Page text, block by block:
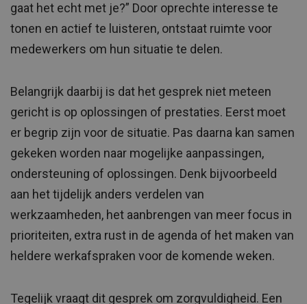
gaat het echt met je?” Door oprechte interesse te
tonen en actief te luisteren, ontstaat ruimte voor
medewerkers om hun situatie te delen.
Belangrijk daarbij is dat het gesprek niet meteen
gericht is op oplossingen of prestaties. Eerst moet
er begrip zijn voor de situatie. Pas daarna kan samen
gekeken worden naar mogelijke aanpassingen,
ondersteuning of oplossingen. Denk bijvoorbeeld
aan het tijdelijk anders verdelen van
werkzaamheden, het aanbrengen van meer focus in
prioriteiten, extra rust in de agenda of het maken van
heldere werkafspraken voor de komende weken.
Tegelijk vraagt dit gesprek om zorgvuldigheid. Een